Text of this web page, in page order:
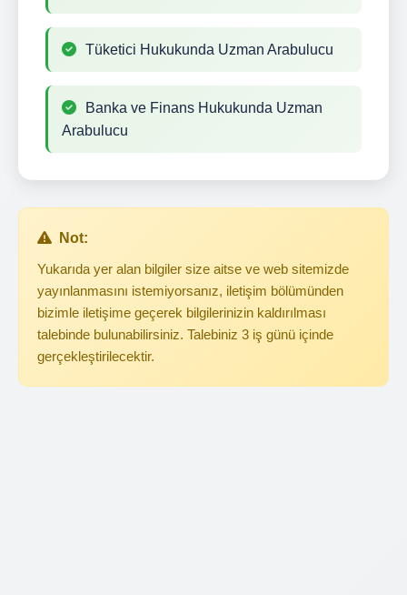
Tüketici Hukukunda Uzman Arabulucu
Banka ve Finans Hukukunda Uzman
Arabulucu
Not:
Yukarıda yer alan bilgiler size aitse ve web sitemizde
yayınlanmasını istemiyorsanız, iletişim bölümünden
bizimle iletişime geçerek bilgilerinizin kaldırılması
talebinde bulunabilirsiniz. Talebiniz 3 iş günü içinde
gerçekleştirilecektir.